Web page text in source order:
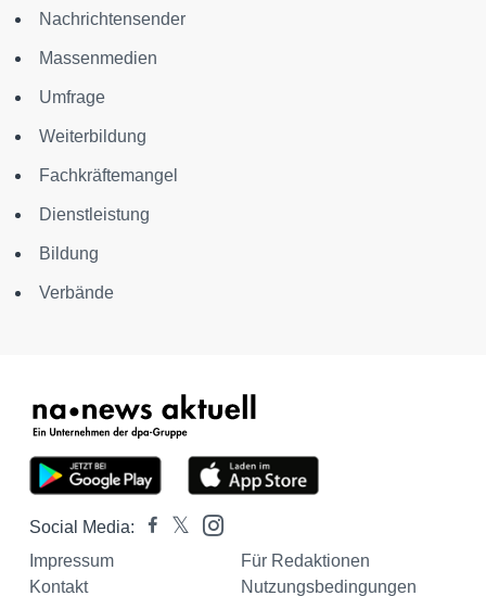
Nachrichtensender
Massenmedien
Umfrage
Weiterbildung
Fachkräftemangel
Dienstleistung
Bildung
Verbände
Social Media:
Impressum
Für Redaktionen
Kontakt
Nutzungsbedingungen